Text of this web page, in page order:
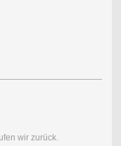
wir zurück.